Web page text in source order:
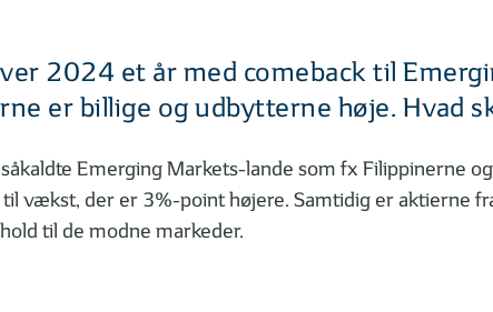
2024 et år med comeback til
er billige og udbytterne høje. Hvad
Emerging Markets-lande som fx Filippinerne
vækst, der er 3%-point højere. Samtidig er aktierne
til de modne markeder.